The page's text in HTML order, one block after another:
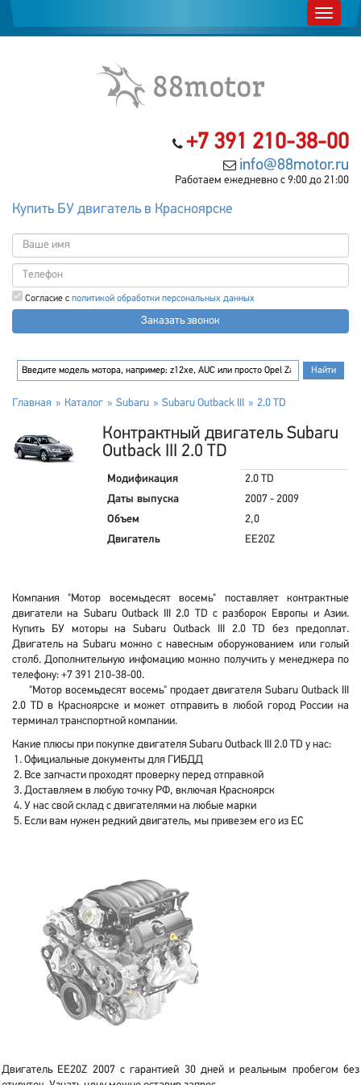
+7 391 210-38-00
info@88motor.ru
Работаем ежедневно с 9:00 до 21:00
Купить БУ двигатель в Красноярске
Согласие с политикой обработки персональных данных
Заказать звонок
Главная Каталог Subaru Subaru Outback III 2.0 TD
Контрактный двигатель Subaru
Outback III 2.0 TD
Модификация
2.0 TD
Даты выпуска
2007 - 2009
Объем
2,0
Двигатель
EE20Z
Компания "Мотор восемьдесят восемь" поставляет контрактные
двигатели на Subaru Outback III 2.0 TD с разборок Европы и Азии.
Купить БУ моторы на Subaru Outback III 2.0 TD без предоплат.
Двигатель на Subaru можно с навесным оборужованием или голый
столб. Дополнительную инфомацию можно получить у менеджера по
телефону: +7 391 210-38-00.
"Мотор восемьдесят восемь" продает двигателя Subaru Outback III
2.0 TD в Красноярске и может отправить в любой город России на
терминал транспортной компании.
Какие плюсы при покупке двигателя Subaru Outback III 2.0 TD у нас:
Официальные документы для ГИБДД
Все запчасти проходят проверку перед отправкой
Доставляем в любую точку РФ, включая Красноярск
У нас свой склад с двигателями на любые марки
Если вам нужен редкий двигатель, мы привезем его из ЕС
Двигатель EE20Z 2007 с гарантией 30 дней и реальным пробегом без